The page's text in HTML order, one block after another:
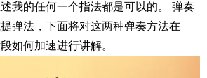
我的任何一个指法都是可以的。 弹奏
弹法，下面将对这两种弹奏方法在
如何加速进行讲解。